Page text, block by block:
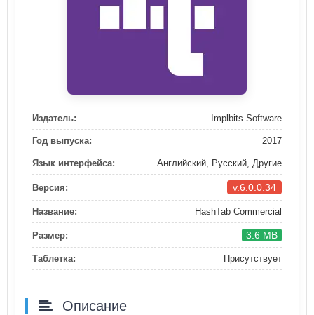
Издатель: Implbits Software
Год выпуска: 2017
Язык интерфейса: Английский, Русский, Другие
Версия: v.6.0.0.34
Название: HashTab Commercial
Размер: 3.6 MB
Таблетка: Присутствует
Описание